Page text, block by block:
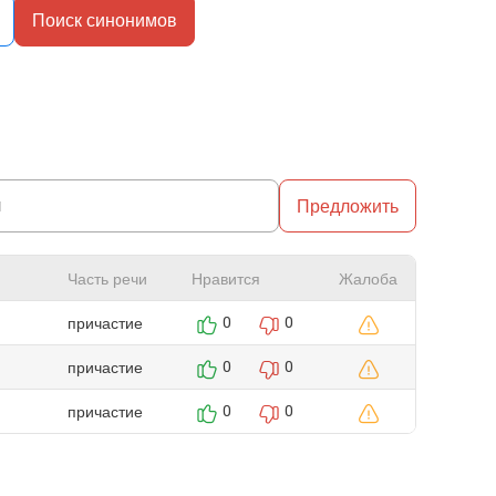
Поиск синонимов
Предложить
Часть речи Нравится Жалоба
причастие 0 0
причастие 0 0
причастие 0 0